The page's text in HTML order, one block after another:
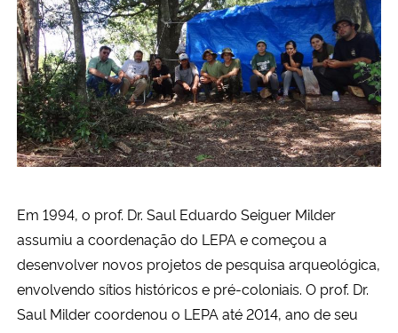
Em 1994, o prof. Dr. Saul Eduardo Seiguer Milder
assumiu a coordenação do LEPA e começou a
desenvolver novos projetos de pesquisa arqueológica,
envolvendo sítios históricos e pré-coloniais. O prof. Dr.
Saul Milder coordenou o LEPA até 2014, ano de seu